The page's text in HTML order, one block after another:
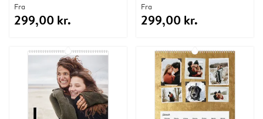
Fra
299,00 kr.
Fra
299,00 kr.